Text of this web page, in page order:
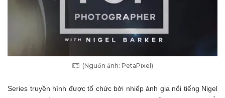
(Nguồn ảnh: PetaPixel)
Series truyền hình được tổ chức bởi nhiếp ảnh gia nổi tiếng Nigel